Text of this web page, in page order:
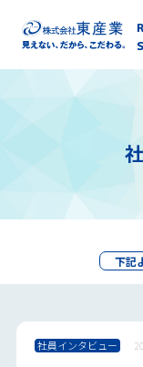
社員インタビュー